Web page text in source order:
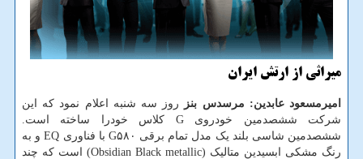
میراثی از ارتش ایران
امیرمسعود عابدین: مرسدس بنز
روز سه شنبه اعلام نمود که این
شرکت ششصدمین خودروی G کلاس خودرا ساخته است.
ششصدمین شاسی بلند یک مدل تمام برقی G۵۸۰ با فناوری EQ و به
رنگ مشکی ابسیدین متالیک (Obsidian Black metallic) است که چند